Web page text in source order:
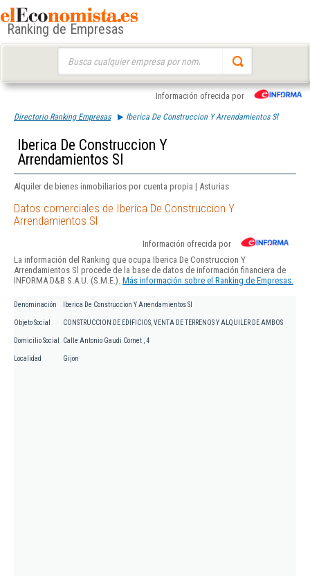
Ranking de Empresas
Información ofrecida por
Directorio Ranking Empresas Iberica De Construccion Y Arrendamientos Sl
Iberica De Construccion Y
Arrendamientos Sl
Alquiler de bienes inmobiliarios por cuenta propia | Asturias
Datos comerciales de Iberica De Construccion Y
Arrendamientos Sl
Información ofrecida por
La información del Ranking que ocupa Iberica De Construccion Y
Arrendamientos Sl procede de la base de datos de información financiera de
INFORMA D&B S.A.U. (S.M.E.). Más información sobre el Ranking de Empresas.
Denominación Iberica De Construccion Y Arrendamientos Sl
Objeto Social CONSTRUCCION DE EDIFICIOS, VENTA DE TERRENOS Y ALQUILER DE AMBOS
Domicilio Social Calle Antonio Gaudi Cornet , 4
Localidad Gijon